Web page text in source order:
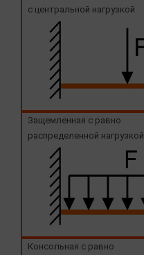
с центральной нагрузкой
Защемленная с равно
распределенной нагрузкой
Консольная с равно